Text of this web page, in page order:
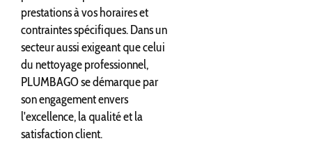
prestations à vos horaires et
contraintes spécifiques. Dans un
secteur aussi exigeant que celui
du nettoyage professionnel,
PLUMBAGO se démarque par
son engagement envers
l'excellence, la qualité et la
satisfaction client.